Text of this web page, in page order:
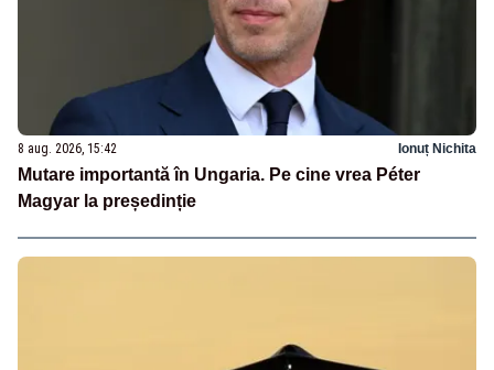
8 aug. 2026, 15:42 Ionuț Nichita
Mutare importantă în Ungaria. Pe cine vrea Péter
Magyar la președinție